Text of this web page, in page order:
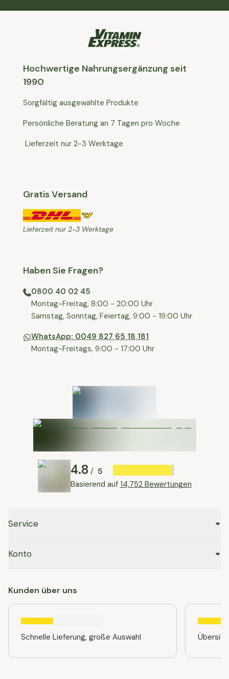
Hochwertige Nahrungsergänzung seit
1990
Sorgfältig ausgewählte Produkte
Persönliche Beratung an 7 Tagen pro Woche
Lieferzeit nur 2-3 Werktage
Gratis Versand
Lieferzeit nur 2-3 Werktage
Haben Sie Fragen?
0800 40 02 45
⁠Montag-Freitag, 8:00 - 20:00 Uhr
⁠Samstag, Sonntag, Feiertag, 9:00 - 19:00 Uhr
WhatsApp: 0049 827 65 18 181
Montag-Freitags, 9:00 - 17:00 Uhr
4.8 / 5
Basierend auf 14,752 Bewertungen
Service
Konto
Kunden über uns
Schnelle Lieferung, große Auswahl